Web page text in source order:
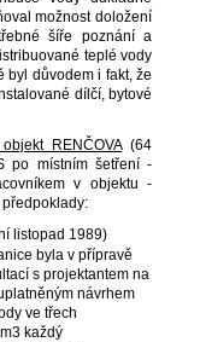
možnost doložení
šíře poznání a
teplé vody
byl důvodem i fakt, že
dílčí, bytové
RENČOVA(64
po místním šetření -
v objektu -
listopad 1989)
byla v přípravě
s projektantem na
návrhem
ve třech
každý